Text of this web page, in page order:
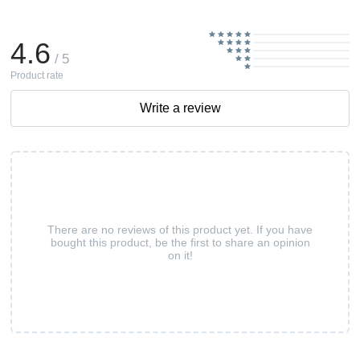
There are no reviews of this product yet. If you have
bought this product, be the first to share an opinion
on it!
4.6 / 5
Product rate
Write a review